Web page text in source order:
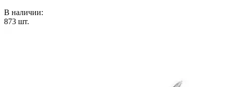
В наличии:
873 шт.